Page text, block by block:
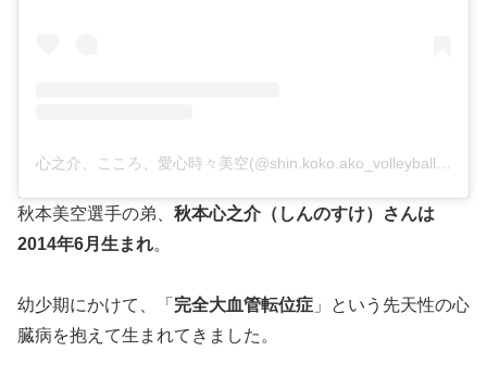
秋本美空選手の弟、 秋本心之介（しんのすけ）さんは
2014年6月生まれ。
幼少期にかけて、「 完全大血管転位症 」という先天性の心
臓病を抱えて生まれてきました。